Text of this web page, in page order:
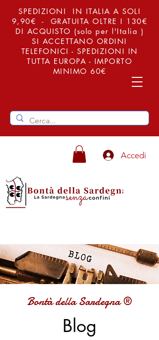
SPEDIZIONI IN ITALIA A SOLI
9,90€ - GRATUITA OLTRE I 130€
DI ACQUISTO (solo per l'Italia )
SI ACCETTANO ORDINI
TELEFONICI - SPEDIZIONI IN
TUTTA EUROPA - IMPORTO
MINIMO 60€
Accedi
Bontà della Sardegna ®
Blog